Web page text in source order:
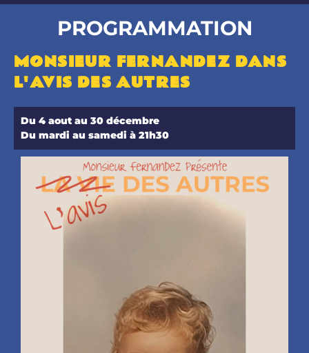
PROGRAMMATION
MONSIEUR FERNANDEZ DANS
L'AVIS DES AUTRES
Du 4 aout au 30 décembre
Du mardi au samedi à 21h30